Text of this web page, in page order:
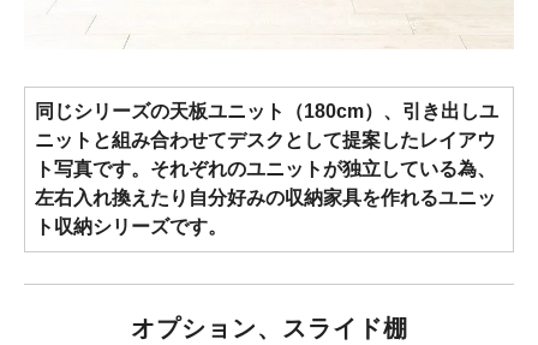
同じシリーズの天板ユニット（180cm）、引き出しユ
ニットと組み合わせてデスクとして提案したレイアウ
ト写真です。それぞれのユニットが独立している為、
左右入れ換えたり自分好みの収納家具を作れるユニッ
ト収納シリーズです。
オプション、スライド棚